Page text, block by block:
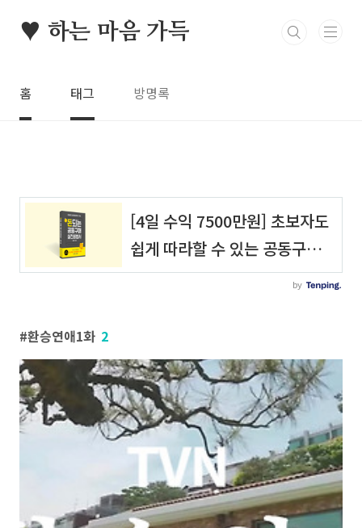
♥ 하는 마음 가득
홈 태그 방명록
환승연애1화 2